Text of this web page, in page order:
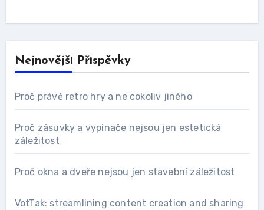
Nejnovější Příspěvky
Proč právě retro hry a ne cokoliv jiného
Proč zásuvky a vypínače nejsou jen estetická
záležitost
Proč okna a dveře nejsou jen stavební záležitost
VotTak: streamlining content creation and sharing